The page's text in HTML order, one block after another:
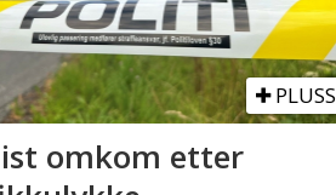
PLUSS
omkom etter